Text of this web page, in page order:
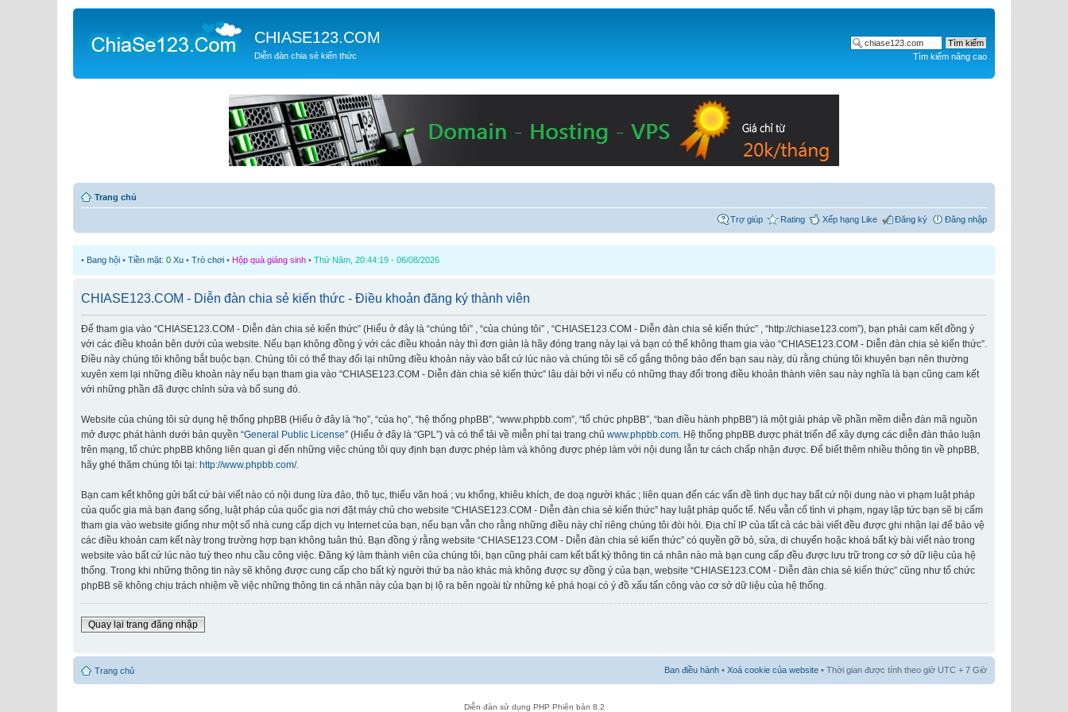
CHIASE123.COM
Diễn đàn chia sẻ kiến thức Tìm kiếm nâng cao
Trang chủ
Trợ giúp Rating Xếp hạng Like Đăng ký Đăng nhập
• Bang hội • Tiền mặt: 0 Xu • Trò chơi • Hộp quà giáng sinh • Thứ Năm, 20:44:19 - 06/08/2026
CHIASE123.COM - Diễn đàn chia sẻ kiến thức - Điều khoản đăng ký thành viên
Để tham gia vào “CHIASE123.COM - Diễn đàn chia sẻ kiến thức” (Hiểu ở đây là “chúng tôi” , “của chúng tôi” , “CHIASE123.COM - Diễn đàn chia sẻ kiến thức” , “http://chiase123.com”), bạn phải cam kết đồng ý
với các điều khoản bên dưới của website. Nếu bạn không đồng ý với các điều khoản này thì đơn giản là hãy đóng trang này lại và bạn có thể không tham gia vào “CHIASE123.COM - Diễn đàn chia sẻ kiến thức”.
Điều này chúng tôi không bắt buộc bạn. Chúng tôi có thể thay đổi lại những điều khoản này vào bất cứ lúc nào và chúng tôi sẽ cố gắng thông báo đến bạn sau này, dù rằng chúng tôi khuyên bạn nên thường
xuyên xem lại những điều khoản này nếu bạn tham gia vào “CHIASE123.COM - Diễn đàn chia sẻ kiến thức” lâu dài bởi vì nếu có những thay đổi trong điều khoản thành viên sau này nghĩa là bạn cũng cam kết
với những phần đã được chỉnh sửa và bổ sung đó.
Website của chúng tôi sử dụng hệ thống phpBB (Hiểu ở đây là “họ”, “của họ”, “hệ thống phpBB”, “www.phpbb.com”, “tổ chức phpBB”, “ban điều hành phpBB”) là một giải pháp về phần mềm diễn đàn mã nguồn
mở được phát hành dưới bản quyền “General Public License” (Hiểu ở đây là “GPL”) và có thể tải về miễn phí tại trang chủ www.phpbb.com . Hệ thống phpBB được phát triển để xây dựng các diễn đàn thảo luận
trên mạng, tổ chức phpBB không liên quan gì đến những việc chúng tôi quy định bạn được phép làm và không được phép làm với nội dung lẫn tư cách chấp nhận được. Để biết thêm nhiều thông tin về phpBB,
hãy ghé thăm chúng tôi tại: http://www.phpbb.com/.
Bạn cam kết không gửi bất cứ bài viết nào có nội dung lừa đảo, thô tục, thiếu văn hoá ; vu khống, khiêu khích, đe doạ người khác ; liên quan đến các vấn đề tình dục hay bất cứ nội dung nào vi phạm luật pháp
của quốc gia mà bạn đang sống, luật pháp của quốc gia nơi đặt máy chủ cho website “CHIASE123.COM - Diễn đàn chia sẻ kiến thức” hay luật pháp quốc tế. Nếu vẫn cố tình vi phạm, ngay lập tức bạn sẽ bị cấm
tham gia vào website giống như một số nhà cung cấp dịch vụ Internet của bạn, nếu bạn vẫn cho rằng những điều này chỉ riêng chúng tôi đòi hỏi. Địa chỉ IP của tất cả các bài viết đều được ghi nhận lại để bảo vệ
các điều khoản cam kết này trong trường hợp bạn không tuân thủ. Bạn đồng ý rằng website “CHIASE123.COM - Diễn đàn chia sẻ kiến thức” có quyền gỡ bỏ, sửa, di chuyển hoặc khoá bất kỳ bài viết nào trong
website vào bất cứ lúc nào tuỳ theo nhu cầu công việc. Đăng ký làm thành viên của chúng tôi, bạn cũng phải cam kết bất kỳ thông tin cá nhân nào mà bạn cung cấp đều được lưu trữ trong cơ sở dữ liệu của hệ
thống. Trong khi những thông tin này sẽ không được cung cấp cho bất kỳ người thứ ba nào khác mà không được sự đồng ý của bạn, website “CHIASE123.COM - Diễn đàn chia sẻ kiến thức” cũng như tổ chức
phpBB sẽ không chịu trách nhiệm về việc những thông tin cá nhân này của bạn bị lộ ra bên ngoài từ những kẻ phá hoại có ý đồ xấu tấn công vào cơ sở dữ liệu của hệ thống.
Quay lại trang đăng nhập
Trang chủ Ban điều hành • Xoá cookie của website • Thời gian được tính theo giờ UTC + 7 Giờ
Diễn đàn sử dụng PHP Phiên bản 8.2